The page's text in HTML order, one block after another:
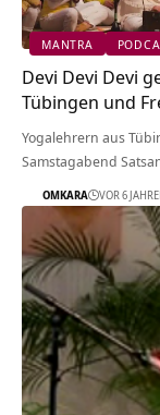
MANTRA
Devi Devi Devi
Tübingen und
Yogalehrern aus
Samstagabend
OMKARA VOR 6